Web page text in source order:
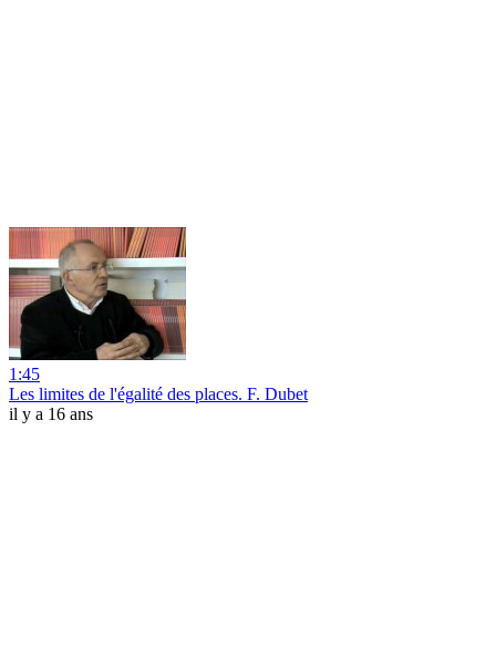
1:45
Les limites de l'égalité des places. F. Dubet
il y a 16 ans